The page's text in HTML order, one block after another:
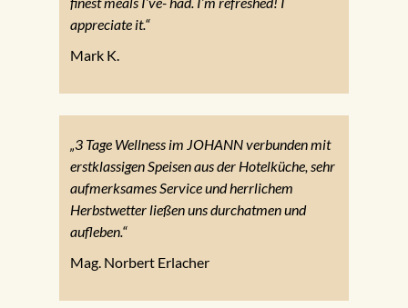
appreciate it.“
Mark K.
„3 Tage Wellness im JOHANN verbunden mit
erstklassigen Speisen aus der Hotelküche, sehr
aufmerksames Service und herrlichem
Herbstwetter ließen uns durchatmen und
aufleben.“
Mag. Norbert Erlacher